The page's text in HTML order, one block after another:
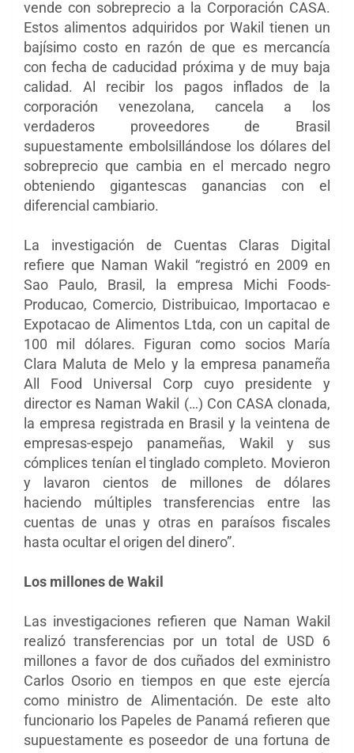
vende con sobreprecio a la Corporación CASA.
Estos alimentos adquiridos por Wakil tienen un
bajísimo costo en razón de que es mercancía
con fecha de caducidad próxima y de muy baja
calidad. Al recibir los pagos inflados de la
corporación venezolana, cancela a los
verdaderos proveedores de Brasil
supuestamente embolsillándose los dólares del
sobreprecio que cambia en el mercado negro
obteniendo gigantescas ganancias con el
diferencial cambiario.
La investigación de Cuentas Claras Digital
refiere que Naman Wakil “registró en 2009 en
Sao Paulo, Brasil, la empresa Michi Foods-
Producao, Comercio, Distribuicao, Importacao e
Expotacao de Alimentos Ltda, con un capital de
100 mil dólares. Figuran como socios María
Clara Maluta de Melo y la empresa panameña
All Food Universal Corp cuyo presidente y
director es Naman Wakil (…) Con CASA clonada,
la empresa registrada en Brasil y la veintena de
empresas-espejo panameñas, Wakil y sus
cómplices tenían el tinglado completo. Movieron
y lavaron cientos de millones de dólares
haciendo múltiples transferencias entre las
cuentas de unas y otras en paraísos fiscales
hasta ocultar el origen del dinero”.
Los millones de Wakil
Las investigaciones refieren que Naman Wakil
realizó transferencias por un total de USD 6
millones a favor de dos cuñados del exministro
Carlos Osorio en tiempos en que este ejercía
como ministro de Alimentación. De este alto
funcionario los Papeles de Panamá refieren que
supuestamente es poseedor de una fortuna de